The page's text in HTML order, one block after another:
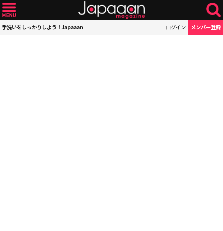
手洗いをしっかりしよう！Japaaan ログイン メンバー登録